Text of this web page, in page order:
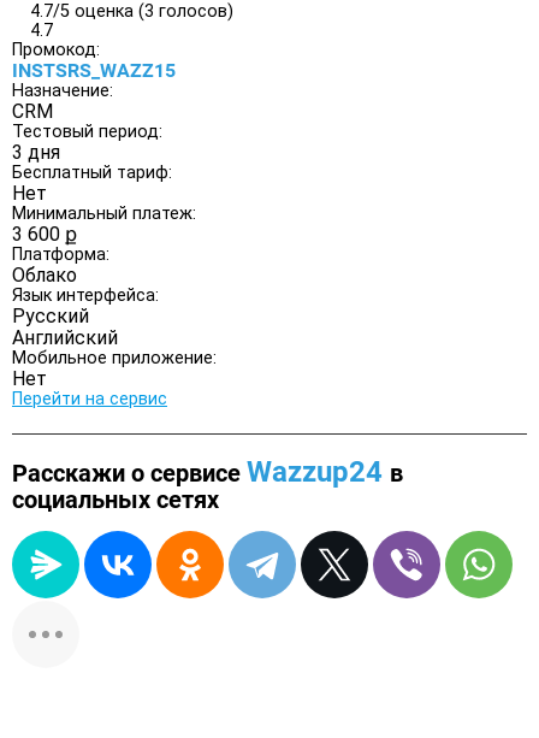
4.7/5 оценка (3 голосов)
4.7
Промокод:
INSTSRS_WAZZ15
Назначение:
CRM
Тестовый период:
3 дня
Бесплатный тариф:
Нет
Минимальный платеж:
3 600 ք
Платформа:
Облако
Язык интерфейса:
Русский
Английский
Мобильное приложение:
Нет
Перейти на сервис
Расскажи о сервисе Wazzup24 в
социальных сетях